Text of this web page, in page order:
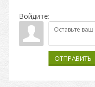
Войдите:
ОТПРАВИТЬ